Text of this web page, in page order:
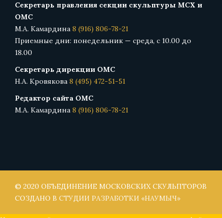
Секретарь правления секции скульптуры МСХ и
ОМС
М.А. Камардина 8 (916) 806-78-21
Приемные дни: понедельник — среда, с 10.00 до
18.00
Секретарь дирекции ОМС
Н.А. Кровякова 8 (495) 472-51-51
Редактор сайта ОМС
М.А. Камардина 8 (916) 806-78-21
© 2020 ОБЪЕДИНЕНИЕ МОСКОВСКИХ СКУЛЬПТОРОВ
СОЗДАНО В CТУДИИ РАЗРАБОТКИ «НАУМЫЧ»